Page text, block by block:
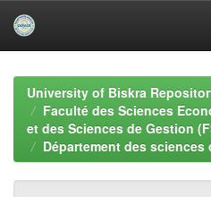
navigationUniversity of Biskra
Faculté des Sciences
et des Sciences de Gestion
Département des sciences